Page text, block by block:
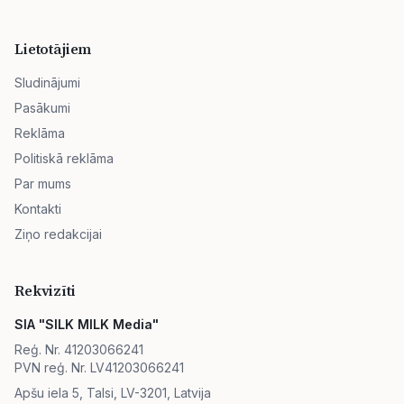
Lietotājiem
Sludinājumi
Pasākumi
Reklāma
Politiskā reklāma
Par mums
Kontakti
Ziņo redakcijai
Rekvizīti
SIA "SILK MILK Media"
Reģ. Nr. 41203066241
PVN reģ. Nr. LV41203066241
Apšu iela 5, Talsi, LV-3201, Latvija